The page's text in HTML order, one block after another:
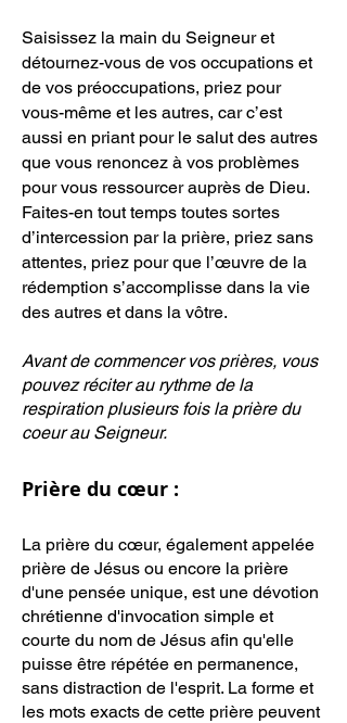
Saisissez la main du Seigneur et
détournez-vous de vos occupations et
de vos préoccupations, priez pour
vous-même et les autres, car c’est
aussi en priant pour le salut des autres
que vous renoncez à vos problèmes
pour vous ressourcer auprès de Dieu.
Faites-en tout temps toutes sortes
d’intercession par la prière, priez sans
attentes, priez pour que l’œuvre de la
rédemption s’accomplisse dans la vie
des autres et dans la vôtre. ​
Avant de commencer vos prières, vous
pouvez réciter au rythme de la
respiration plusieurs fois la prière du
coeurau Seigneur.
Prière du cœur :
La prière du cœur, également appelée
prière de Jésus ou encore la prière
d'une pensée unique, est une dévotion
chrétienne d'invocation simple et
courte du nom de Jésus afin qu'elle
puisse être répétée en permanence,
sans distraction de l'esprit. La forme et
les mots exacts de cette prière peuvent